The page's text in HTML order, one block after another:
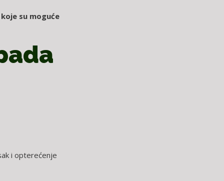
su moguće
i opterećenje